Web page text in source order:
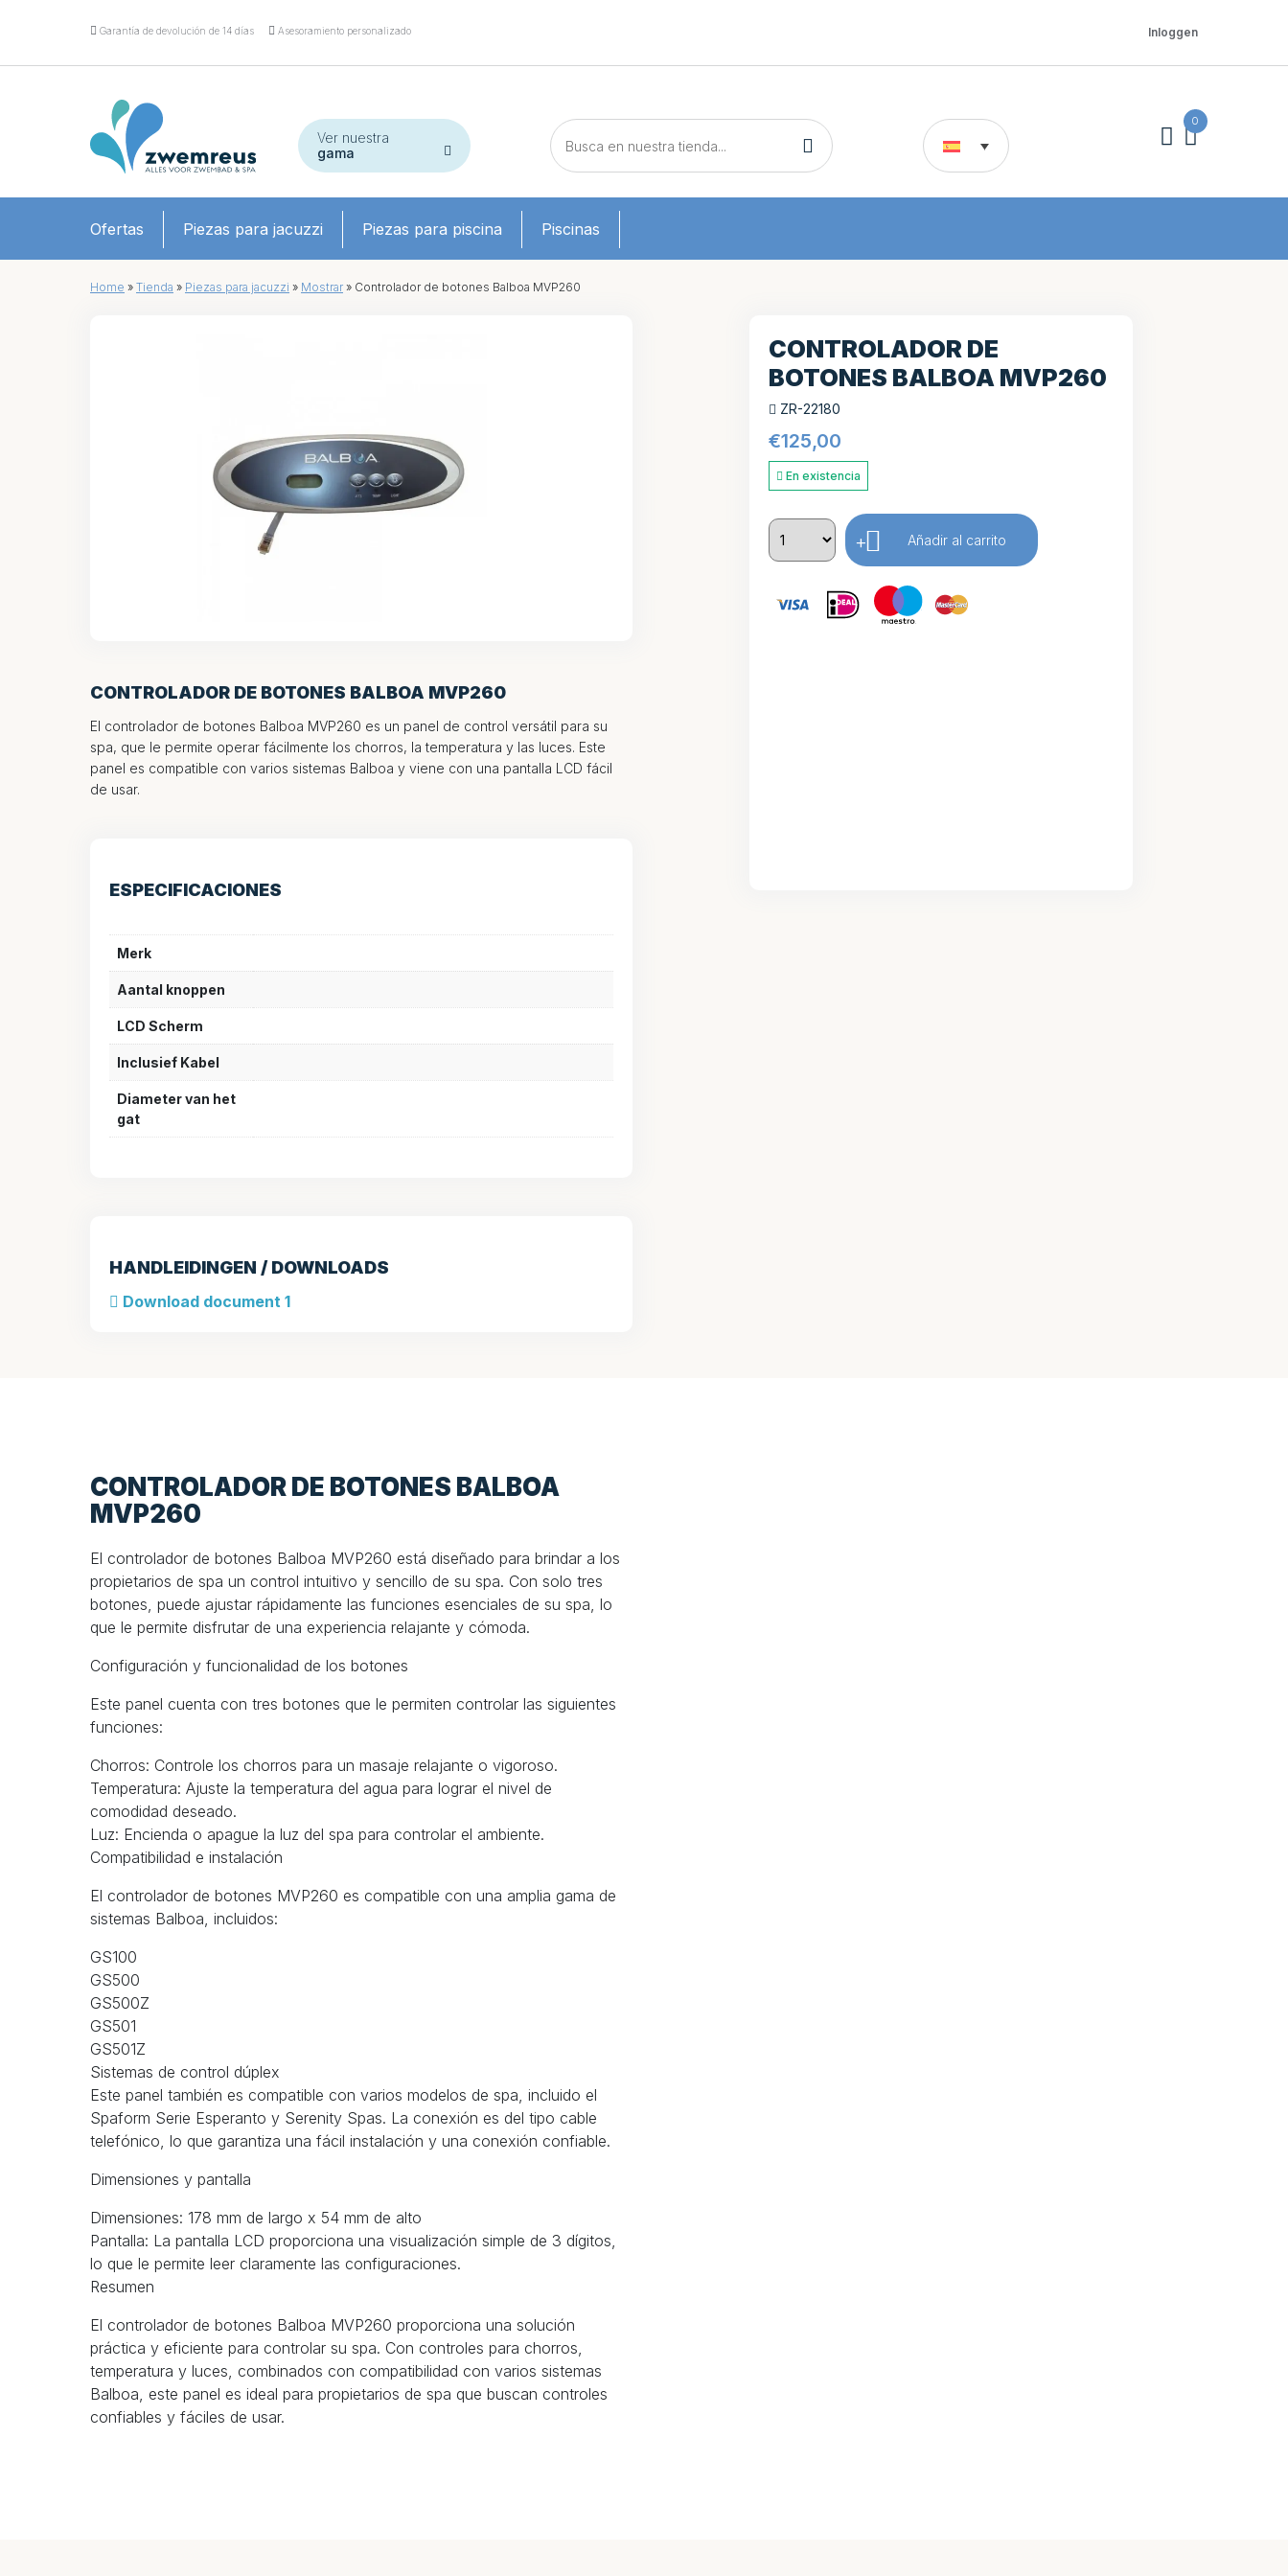
Garantía de devolución de 14 días Asesoramiento personalizado Inloggen
Ver nuestra
gama
0
Ofertas Piezas para jacuzzi Piezas para piscina Piscinas
Home » Tienda » Piezas para jacuzzi » Mostrar » Controlador de botones Balboa MVP260
CONTROLADOR DE BOTONES BALBOA MVP260
El controlador de botones Balboa MVP260 es un panel de control versátil para su
spa, que le permite operar fácilmente los chorros, la temperatura y las luces. Este
panel es compatible con varios sistemas Balboa y viene con una pantalla LCD fácil
de usar.
ESPECIFICACIONES
Merk
Aantal knoppen
LCD Scherm
Inclusief Kabel
Diameter van het
gat
HANDLEIDINGEN / DOWNLOADS
Download document 1
CONTROLADOR DE
BOTONES BALBOA MVP260
ZR-22180
€125,00
En existencia
+ Añadir al carrito
CONTROLADOR DE BOTONES BALBOA
MVP260
El controlador de botones Balboa MVP260 está diseñado para brindar a los
propietarios de spa un control intuitivo y sencillo de su spa. Con solo tres
botones, puede ajustar rápidamente las funciones esenciales de su spa, lo
que le permite disfrutar de una experiencia relajante y cómoda.
Configuración y funcionalidad de los botones
Este panel cuenta con tres botones que le permiten controlar las siguientes
funciones:
Chorros: Controle los chorros para un masaje relajante o vigoroso.
Temperatura: Ajuste la temperatura del agua para lograr el nivel de
comodidad deseado.
Luz: Encienda o apague la luz del spa para controlar el ambiente.
Compatibilidad e instalación
El controlador de botones MVP260 es compatible con una amplia gama de
sistemas Balboa, incluidos:
GS100
GS500
GS500Z
GS501
GS501Z
Sistemas de control dúplex
Este panel también es compatible con varios modelos de spa, incluido el
Spaform Serie Esperanto y Serenity Spas. La conexión es del tipo cable
telefónico, lo que garantiza una fácil instalación y una conexión confiable.
Dimensiones y pantalla
Dimensiones: 178 mm de largo x 54 mm de alto
Pantalla: La pantalla LCD proporciona una visualización simple de 3 dígitos,
lo que le permite leer claramente las configuraciones.
Resumen
El controlador de botones Balboa MVP260 proporciona una solución
práctica y eficiente para controlar su spa. Con controles para chorros,
temperatura y luces, combinados con compatibilidad con varios sistemas
Balboa, este panel es ideal para propietarios de spa que buscan controles
confiables y fáciles de usar.